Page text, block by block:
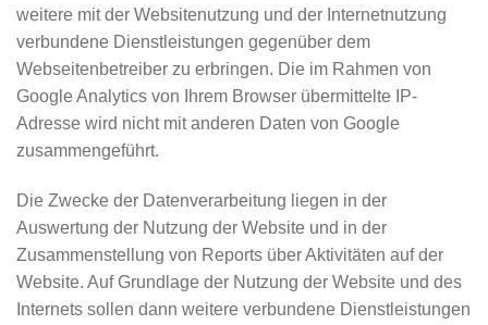
weitere mit der Websitenutzung und der Internetnutzung
verbundene Dienstleistungen gegenüber dem
Webseitenbetreiber zu erbringen. Die im Rahmen von
Google Analytics von Ihrem Browser übermittelte IP-
Adresse wird nicht mit anderen Daten von Google
zusammengeführt.
Die Zwecke der Datenverarbeitung liegen in der
Auswertung der Nutzung der Website und in der
Zusammenstellung von Reports über Aktivitäten auf der
Website. Auf Grundlage der Nutzung der Website und des
Internets sollen dann weitere verbundene Dienstleistungen